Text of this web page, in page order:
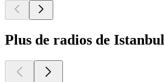
Plus de radios de Istanbul